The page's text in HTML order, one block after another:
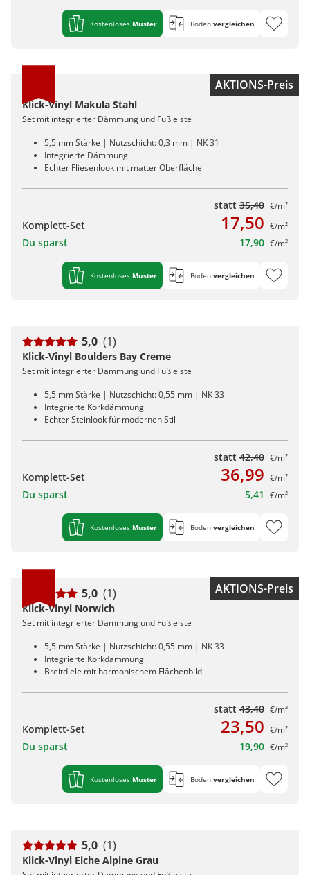
Kostenloses Muster Boden vergleichen
AKTIONS-Preis
Klick-Vinyl Makula Stahl
Set mit integrierter Dämmung und Fußleiste
5,5 mm Stärke | Nutzschicht: 0,3 mm | NK 31
Integrierte Dämmung
Echter Fliesenlook mit matter Oberfläche
statt 35,40 €/m²
Komplett-Set 17,50 €/m²
Du sparst 17,90 €/m²
Kostenloses Muster Boden vergleichen
5,0 (1)
Klick-Vinyl Boulders Bay Creme
Set mit integrierter Dämmung und Fußleiste
5,5 mm Stärke | Nutzschicht: 0,55 mm | NK 33
Integrierte Korkdämmung
Echter Steinlook für modernen Stil
statt 42,40 €/m²
Komplett-Set 36,99 €/m²
Du sparst 5,41 €/m²
Kostenloses Muster Boden vergleichen
AKTIONS-Preis
5,0 (1)
Klick-Vinyl Norwich
Set mit integrierter Dämmung und Fußleiste
5,5 mm Stärke | Nutzschicht: 0,55 mm | NK 33
Integrierte Korkdämmung
Breitdiele mit harmonischem Flächenbild
statt 43,40 €/m²
Komplett-Set 23,50 €/m²
Du sparst 19,90 €/m²
Kostenloses Muster Boden vergleichen
5,0 (1)
Klick-Vinyl Eiche Alpine Grau